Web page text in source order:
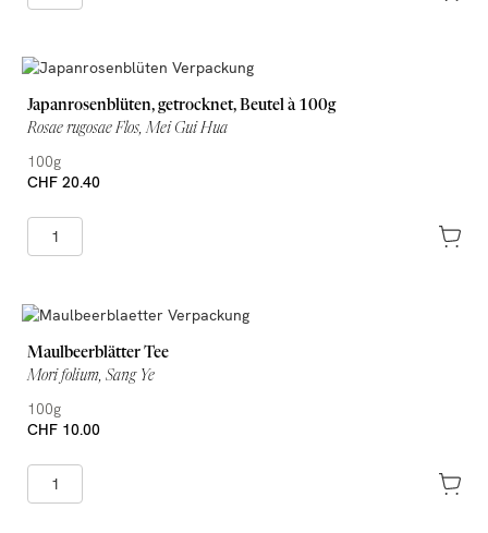
Japanrosenblüten, getrocknet, Beutel à 100g
Rosae rugosae Flos, Mei Gui Hua
100g
CHF 20.40
Maulbeerblätter Tee
Mori folium, Sang Ye
100g
CHF 10.00